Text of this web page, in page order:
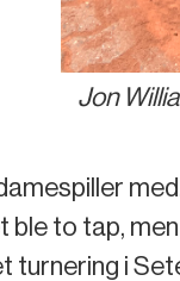
Jon
ble to tap,
turnering i